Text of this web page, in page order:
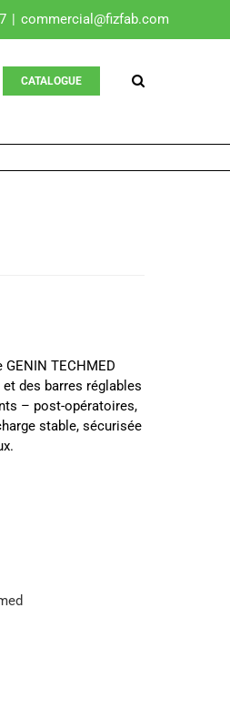
| commercial@fizfab.com
CATALOGUE
TECHMED
des barres réglables
– post-opératoires,
stable, sécurisée